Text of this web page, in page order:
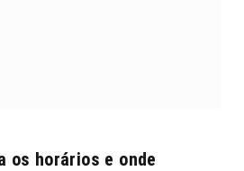
os horários e onde